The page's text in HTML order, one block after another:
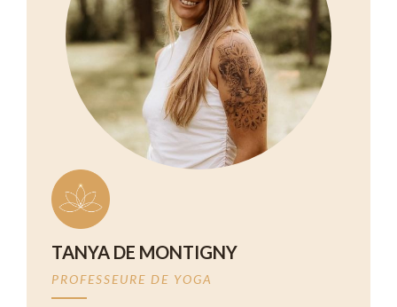
TANYA DE MONTIGNY
PROFESSEURE DE YOGA